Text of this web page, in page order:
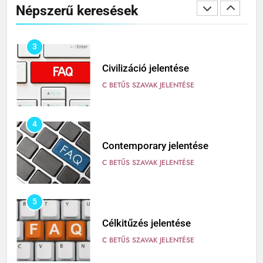
Népszerű keresésekC BETŰS SZAVAK JELENTÉSE
3
Civilizáció jelentése
C BETŰS SZAVAK JELENTÉSE
4
Contemporary jelentése
C BETŰS SZAVAK JELENTÉSE
5
Célkitűzés jelentése
C BETŰS SZAVAK JELENTÉSE